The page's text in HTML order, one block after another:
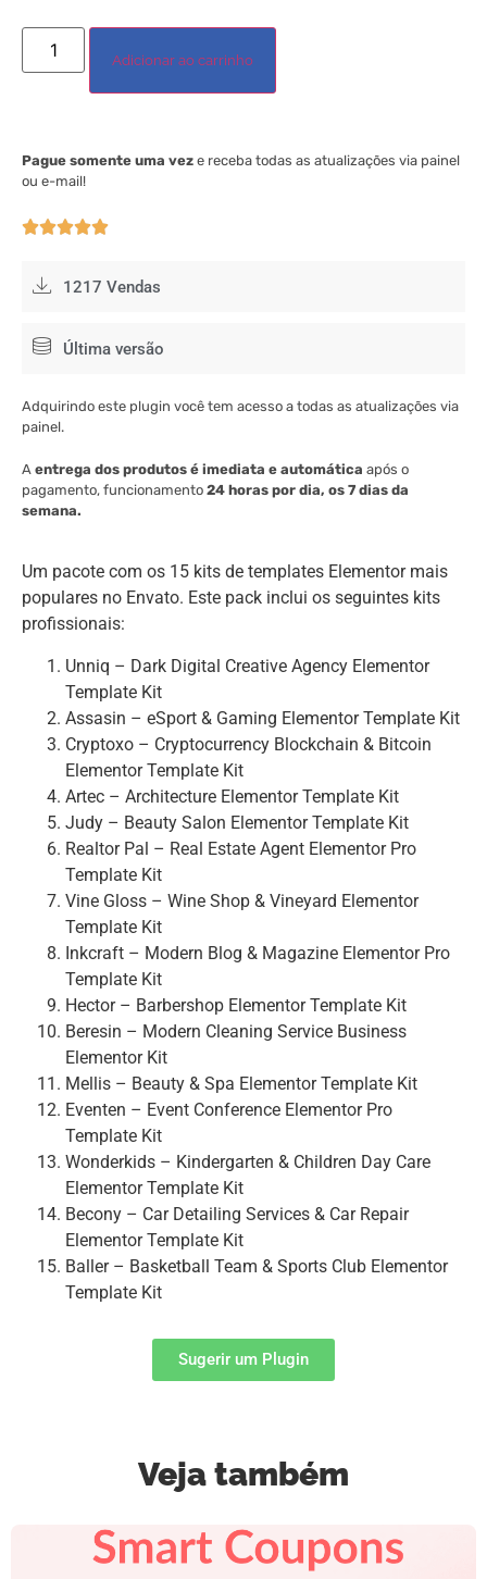
Um pacote com os 15 kits de templates Elementor mais
populares no Envato. Este pack inclui os seguintes kits
profissionais:
Unniq – Dark Digital Creative Agency Elementor
Template Kit
Assasin – eSport & Gaming Elementor Template Kit
Cryptoxo – Cryptocurrency Blockchain & Bitcoin
Elementor Template Kit
Artec – Architecture Elementor Template Kit
Judy – Beauty Salon Elementor Template Kit
Realtor Pal – Real Estate Agent Elementor Pro
Template Kit
Vine Gloss – Wine Shop & Vineyard Elementor
Template Kit
Inkcraft – Modern Blog & Magazine Elementor Pro
Template Kit
Hector – Barbershop Elementor Template Kit
Beresin – Modern Cleaning Service Business
Elementor Kit
Mellis – Beauty & Spa Elementor Template Kit
Eventen – Event Conference Elementor Pro
Template Kit
Wonderkids – Kindergarten & Children Day Care
Elementor Template Kit
Becony – Car Detailing Services & Car Repair
Elementor Template Kit
Baller – Basketball Team & Sports Club Elementor
Template Kit
Adicionar ao carrinho
Pague somente uma vez e receba todas as atualizações via painel
ou e-mail!

1217 Vendas
Última versão
Adquirindo este plugin você tem acesso a todas as atualizações via
painel.
A entrega dos produtos é imediata e automática após o
pagamento, funcionamento 24 horas por dia, os 7 dias da
semana.
Sugerir um Plugin
Veja também